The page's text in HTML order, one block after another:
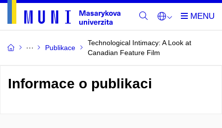
Publikace
Technological Intimacy: A Look at
Canadian Feature Film
Informace o publikaci